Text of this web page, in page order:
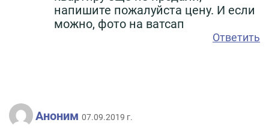
напишите пожалуйста цену. И если
можно, фото на ватсап
Ответить
Аноним 07.09.2019 г.